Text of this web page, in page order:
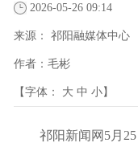
2026-05-26 09:14
来源： 祁阳融媒体中心
作者： 毛彬
【字体： 大 中 小】
祁阳新闻网5月